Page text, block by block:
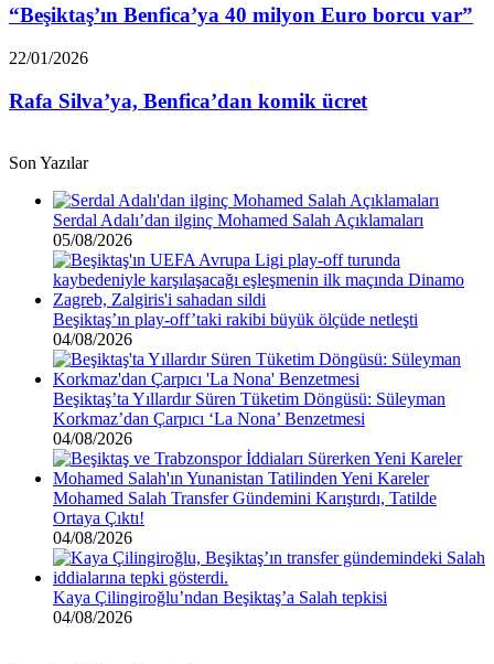
40
milyon
Euro
borcu
var”
“Beşiktaş’ın Benfica’ya 40 milyon Euro borcu var”
Rafa
Benfica’dan
komik
22/01/2026
Rafa Silva’ya, Benfica’dan komik ücret
Son Yazılar
Serdal Adalı’dan ilginç Mohamed Salah Açıklamaları
05/08/2026
Beşiktaş’ın play-off’taki rakibi büyük ölçüde netleşti
04/08/2026
Beşiktaş’ta Yıllardır Süren Tüketim Döngüsü: Süleyman
Korkmaz’dan Çarpıcı ‘La Nona’ Benzetmesi
04/08/2026
Mohamed Salah Transfer Gündemini Karıştırdı, Tatilde
Ortaya Çıktı!
04/08/2026
Kaya Çilingiroğlu’ndan Beşiktaş’a Salah tepkisi
04/08/2026